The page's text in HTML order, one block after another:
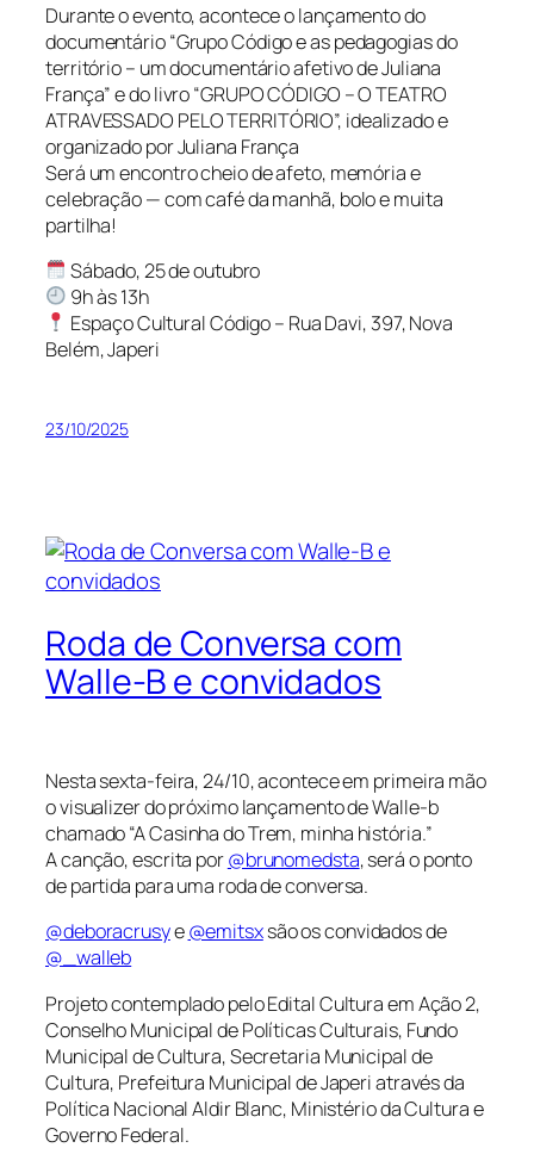
Durante o evento, acontece o lançamento do
documentário “Grupo Código e as pedagogias do
território – um documentário afetivo de Juliana
França” e do livro “GRUPO CÓDIGO – O TEATRO
ATRAVESSADO PELO TERRITÓRIO”, idealizado e
organizado por Juliana França
Será um encontro cheio de afeto, memória e
celebração — com café da manhã, bolo e muita
partilha!
Sábado, 25 de outubro
9h às 13h
Espaço Cultural Código – Rua Davi, 397, Nova
Belém, Japeri
23/10/2025
Roda de Conversa com
Walle-B e convidados
Nesta sexta-feira, 24/10, acontece em primeira mão
o visualizer do próximo lançamento de Walle-b
chamado “A Casinha do Trem, minha história.”
A canção, escrita por@brunomedsta, será o ponto
de partida para uma roda de conversa.
@deboracrusye@emitsxsão os convidados de
@_walleb
Projeto contemplado pelo Edital Cultura em Ação 2,
Conselho Municipal de Políticas Culturais, Fundo
Municipal de Cultura, Secretaria Municipal de
Cultura, Prefeitura Municipal de Japeri através da
Política Nacional Aldir Blanc, Ministério da Cultura e
Governo Federal.